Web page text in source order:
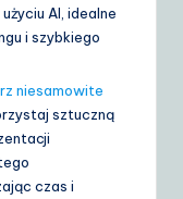
AI, idealne
i szybkiego
niesamowite
sztuczną
czas i